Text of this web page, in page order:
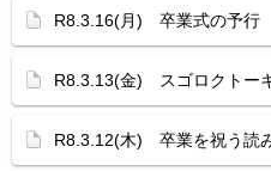
R8.3.16(月) 卒業式の予行
R8.3.13(金) スゴロクトー
R8.3.12(木) 卒業を祝う読